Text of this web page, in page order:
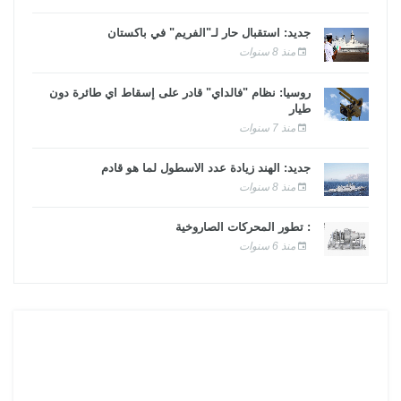
جديد: استقبال حار لـ"الفريم" في باكستان
منذ 8 سنوات
روسيا: نظام "فالداي" قادر على إسقاط أي طائرة دون
طيار
منذ 7 سنوات
جديد: الهند زيادة عدد الأسطول لما هو قادم
منذ 8 سنوات
: تطور المحركات الصاروخية
منذ 6 سنوات